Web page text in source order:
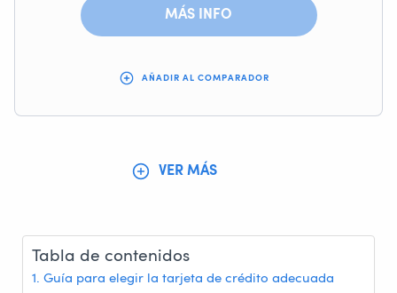
MÁS INFO
AÑADIR AL COMPARADOR
VER MÁS
Tabla de contenidos
Guía para elegir la tarjeta de crédito adecuada